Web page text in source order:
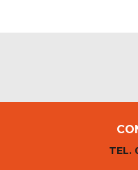
TEL.